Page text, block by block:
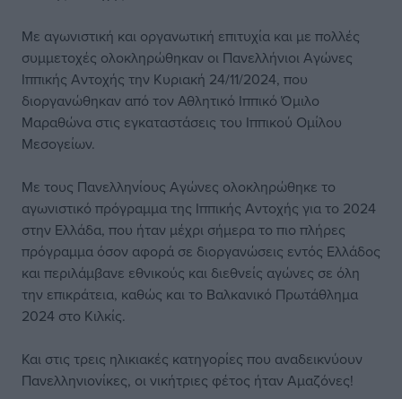
Με αγωνιστική και οργανωτική επιτυχία και με πολλές
συμμετοχές ολοκληρώθηκαν οι Πανελλήνιοι Αγώνες
Ιππικής Αντοχής την Κυριακή 24/11/2024, που
διοργανώθηκαν από τον Αθλητικό Ιππικό Όμιλο
Μαραθώνα στις εγκαταστάσεις του Ιππικού Ομίλου
Μεσογείων.
Με τους Πανελληνίους Αγώνες ολοκληρώθηκε το
αγωνιστικό πρόγραμμα της Ιππικής Αντοχής για το 2024
στην Ελλάδα, που ήταν μέχρι σήμερα το πιο πλήρες
πρόγραμμα όσον αφορά σε διοργανώσεις εντός Ελλάδος
και περιλάμβανε εθνικούς και διεθνείς αγώνες σε όλη
την επικράτεια, καθώς και το Βαλκανικό Πρωτάθλημα
2024 στο Κιλκίς.
Και στις τρεις ηλικιακές κατηγορίες που αναδεικνύουν
Πανελληνιονίκες, οι νικήτριες φέτος ήταν Αμαζόνες!